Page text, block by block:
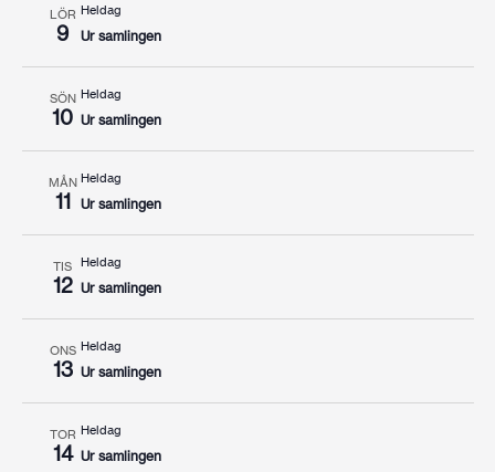
LÖR
9
Heldag
Ur samlingen
SÖN
10
Heldag
Ur samlingen
MÅN
11
Heldag
Ur samlingen
TIS
12
Heldag
Ur samlingen
ONS
13
Heldag
Ur samlingen
TOR
14
Heldag
Ur samlingen